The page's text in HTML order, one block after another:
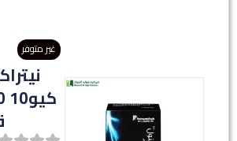
غير متوفر